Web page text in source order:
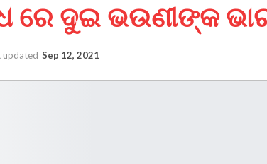
ରେ ଦୁଇ ଭଉଣୀଙ୍କ
updated Sep 12, 2021